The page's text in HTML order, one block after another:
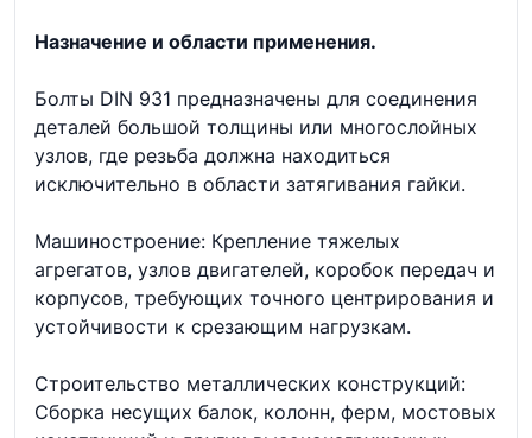
Назначение и области применения.
Болты DIN 931 предназначены для соединения
деталей большой толщины или многослойных
узлов, где резьба должна находиться
исключительно в области затягивания гайки.
Машиностроение: Крепление тяжелых
агрегатов, узлов двигателей, коробок передач и
корпусов, требующих точного центрирования и
устойчивости к срезающим нагрузкам.
Строительство металлических конструкций:
Сборка несущих балок, колонн, ферм, мостовых